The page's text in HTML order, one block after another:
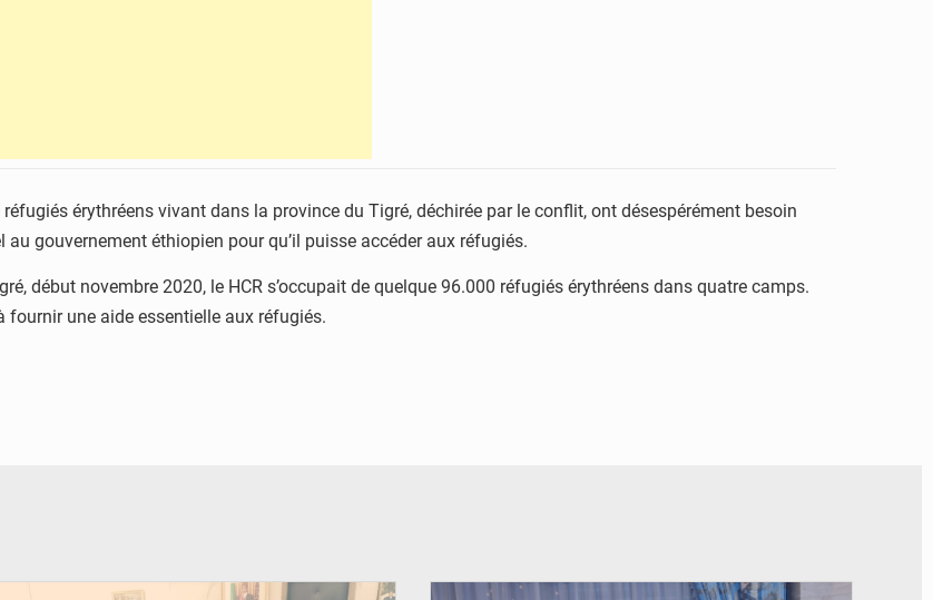
érythréens vivant dans la province du Tigré, déchirée par le conflit, ont désespérément besoin
gouvernement éthiopien pour qu’il puisse accéder aux réfugiés.
début novembre 2020, le HCR s’occupait de quelque 96.000 réfugiés érythréens dans quatre camps.
fournir une aide essentielle aux réfugiés.